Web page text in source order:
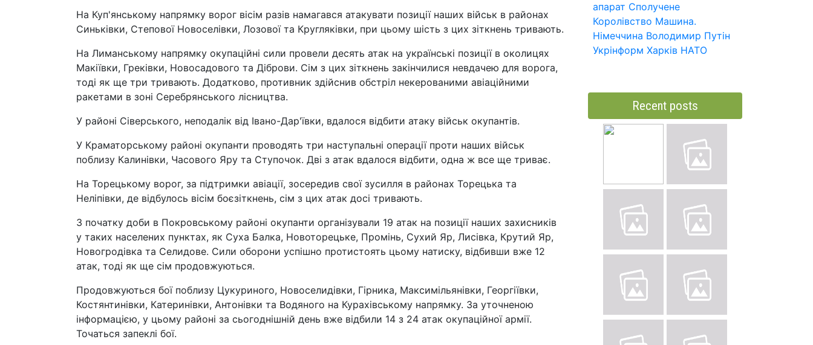
На Куп'янському напрямку ворог вісім разів намагався атакувати позиції наших військ в районах
Синьківки, Степової Новоселівки, Лозової та Кругляківки, при цьому шість з цих зіткнень тривають.
На Лиманському напрямку окупаційні сили провели десять атак на українські позиції в околицях
Макіївки, Греківки, Новосадового та Діброви. Сім з цих зіткнень закінчилися невдачею для ворога,
тоді як ще три тривають. Додатково, противник здійснив обстріл некерованими авіаційними
ракетами в зоні Серебрянського лісництва.
У районі Сіверського, неподалік від Івано-Дар'ївки, вдалося відбити атаку військ окупантів.
У Краматорському районі окупанти проводять три наступальні операції проти наших військ
поблизу Калинівки, Часового Яру та Ступочок. Дві з атак вдалося відбити, одна ж все ще триває.
На Торецькому ворог, за підтримки авіації, зосередив свої зусилля в районах Торецька та
Неліпівки, де відбулось вісім боєзіткнень, сім з цих атак досі тривають.
З початку доби в Покровському районі окупанти організували 19 атак на позиції наших захисників
у таких населених пунктах, як Суха Балка, Новоторецьке, Промінь, Сухий Яр, Лисівка, Крутий Яр,
Новогродівка та Селидове. Сили оборони успішно протистоять цьому натиску, відбивши вже 12
атак, тоді як ще сім продовжуються.
Продовжуються бої поблизу Цукуриного, Новоселидівки, Гірника, Максимільянівки, Георгіївки,
Костянтинівки, Катеринівки, Антонівки та Водяного на Курахівському напрямку. За уточненою
інформацією, у цьому районі за сьогоднішній день вже відбили 14 з 24 атак окупаційної армії.
Точаться запеклі бої.
апарат Сполучене
Королівство Машина.
Німеччина Володимир Путін
Укрінформ Харків НАТО
Recent posts